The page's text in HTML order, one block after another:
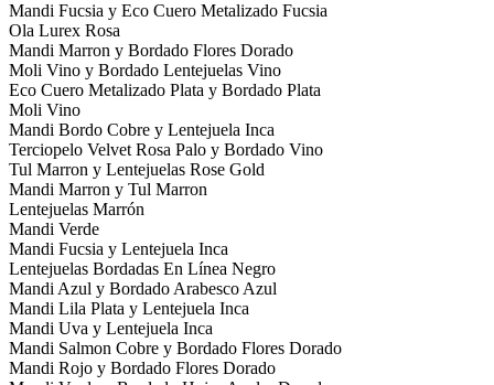
Mandi Fucsia y Eco Cuero Metalizado Fucsia
Ola Lurex Rosa
Mandi Marron y Bordado Flores Dorado
Moli Vino y Bordado Lentejuelas Vino
Eco Cuero Metalizado Plata y Bordado Plata
Moli Vino
Mandi Bordo Cobre y Lentejuela Inca
Terciopelo Velvet Rosa Palo y Bordado Vino
Tul Marron y Lentejuelas Rose Gold
Mandi Marron y Tul Marron
Lentejuelas Marrón
Mandi Verde
Mandi Fucsia y Lentejuela Inca
Lentejuelas Bordadas En Línea Negro
Mandi Azul y Bordado Arabesco Azul
Mandi Lila Plata y Lentejuela Inca
Mandi Uva y Lentejuela Inca
Mandi Salmon Cobre y Bordado Flores Dorado
Mandi Rojo y Bordado Flores Dorado